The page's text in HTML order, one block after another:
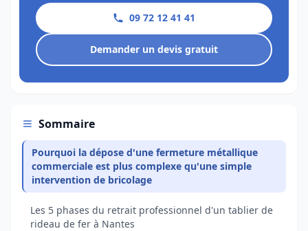
09 72 12 41 41
Demander un devis gratuit
Sommaire
Pourquoi la dépose d'une fermeture métallique
commerciale est plus complexe qu'une simple
intervention de bricolage
Les 5 phases du retrait professionnel d'un tablier de
rideau de fer à Nantes